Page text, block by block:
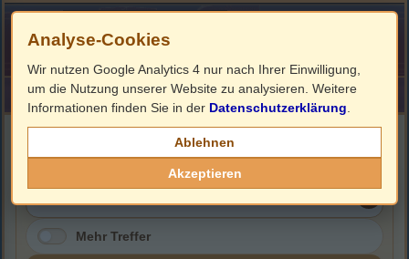
HOME ImpressumLinks
Michael Keaton
Mehr Treffer
Analyse-Cookies
Wir nutzen Google Analytics 4 nur nach Ihrer Einwilligung,
um die Nutzung unserer Website zu analysieren. Weitere
Informationen finden Sie in der Datenschutzerklärung
Ablehnen
Akzeptieren